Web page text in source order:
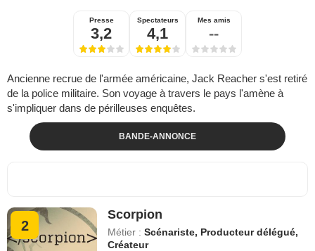
Presse
3,2
Spectateurs
4,1
Mes amis
--
Ancienne recrue de l'armée américaine, Jack Reacher s'est retiré
de la police militaire. Son voyage à travers le pays l'amène à
s'impliquer dans de périlleuses enquêtes.
BANDE-ANNONCE
2
Scorpion
Métier :Scénariste, Producteur délégué,
Créateur